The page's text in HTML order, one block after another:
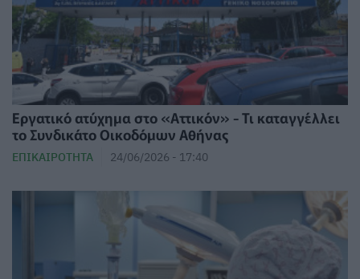
Εργατικό ατύχημα στο «Αττικόν» - Τι καταγγέλλει
το Συνδικάτο Οικοδόμων Αθήνας
ΕΠΙΚΑΙΡΌΤΗΤΑ 24/06/2026 - 17:40